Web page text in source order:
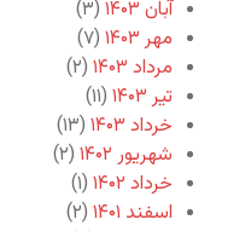
آبان ۱۴۰۳
(۳)
مهر ۱۴۰۳
(۷)
مرداد ۱۴۰۳
(۲)
تیر ۱۴۰۳
(۱۱)
خرداد ۱۴۰۳
(۱۳)
شهریور ۱۴۰۲
(۲)
خرداد ۱۴۰۲
(۱)
اسفند ۱۴۰۱
(۲)